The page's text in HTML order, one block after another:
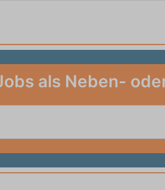
als Neben-